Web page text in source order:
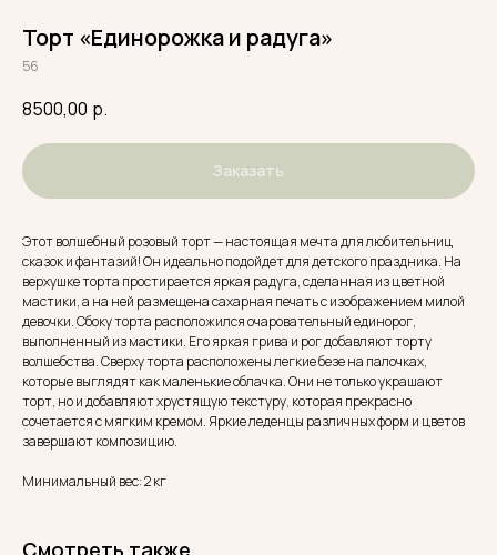
Торт «Единорожка и радуга»
56
8500,00 р.
Заказать
Этот волшебный розовый торт — настоящая мечта для любительниц
сказок и фантазий! Он идеально подойдет для детского праздника. На
верхушке торта простирается яркая радуга, сделанная из цветной
мастики, а на ней размещена сахарная печать с изображением милой
девочки. Сбоку торта расположился очаровательный единорог,
выполненный из мастики. Его яркая грива и рог добавляют торту
волшебства. Сверху торта расположены легкие безе на палочках,
которые выглядят как маленькие облачка. Они не только украшают
торт, но и добавляют хрустящую текстуру, которая прекрасно
сочетается с мягким кремом. Яркие леденцы различных форм и цветов
завершают композицию.
Минимальный вес: 2 кг
Смотреть также